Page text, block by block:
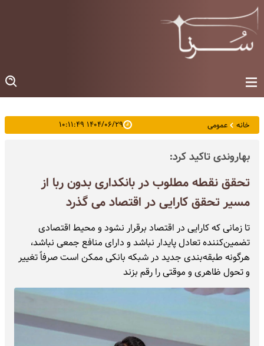
خانه عمومی ۱۴۰۴/۰۶/۲۹ ۱۰:۱۱:۴۹
بهاروندی تاکید کرد:
تحقق نقطه مطلوب در بانکداری بدون ربا از
مسیر تحقق کارایی در اقتصاد می گذرد
تا زمانی که کارایی در اقتصاد برقرار نشود و محیط اقتصادی
تضمین‌کننده تعادل پایدار نباشد و دارای منافع جمعی نباشد،
هرگونه طبقه‌بندی جدید در شبکه بانکی ممکن است صرفاً تغییر
و تحول ظاهری و موقتی را رقم بزند